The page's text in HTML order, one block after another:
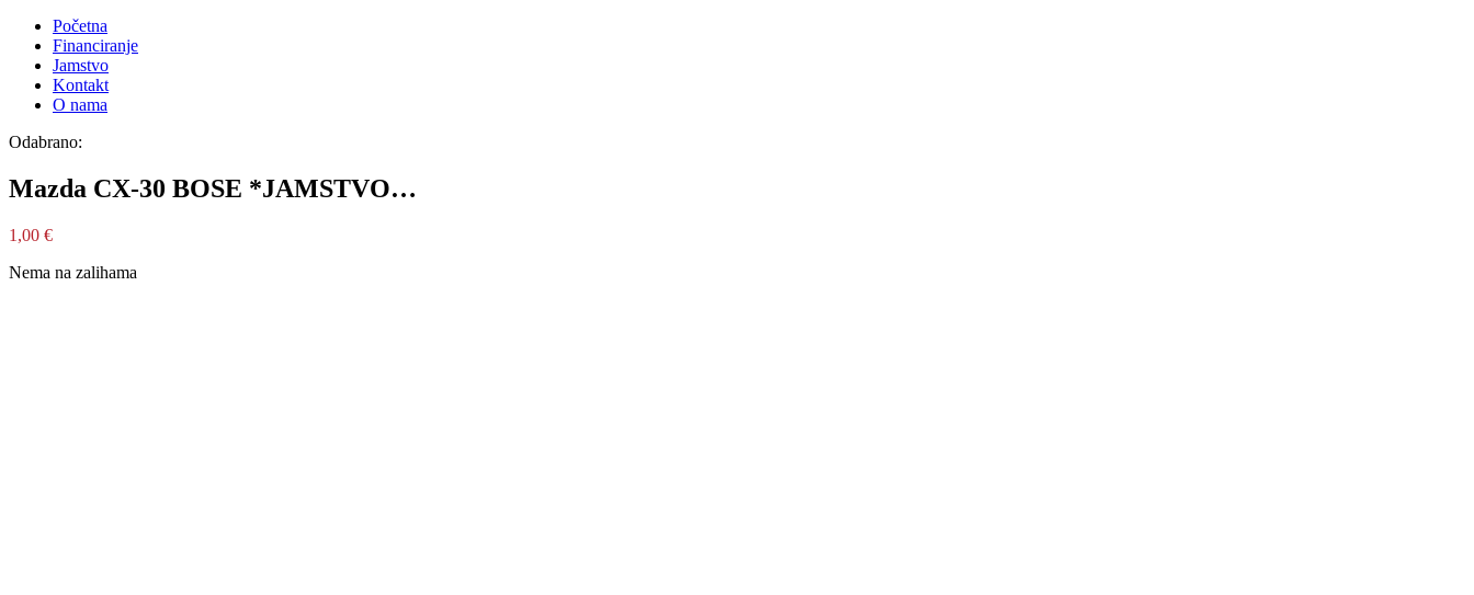
Početna
Financiranje
Jamstvo
Kontakt
O nama
Odabrano:
Mazda CX-30 BOSE *JAMSTVO…
1,00 €
Nema na zalihama